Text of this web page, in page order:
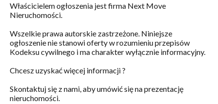
Właścicielem ogłoszenia jest firma Next Move
Nieruchomości.
Wszelkie prawa autorskie zastrzeżone. Niniejsze
ogłoszenie nie stanowi oferty w rozumieniu przepisów
Kodeksu cywilnego i ma charakter wyłącznie informacyjny.
Chcesz uzyskać więcej informacji ?
Skontaktuj się z nami, aby umówić się na prezentację
nieruchomości.